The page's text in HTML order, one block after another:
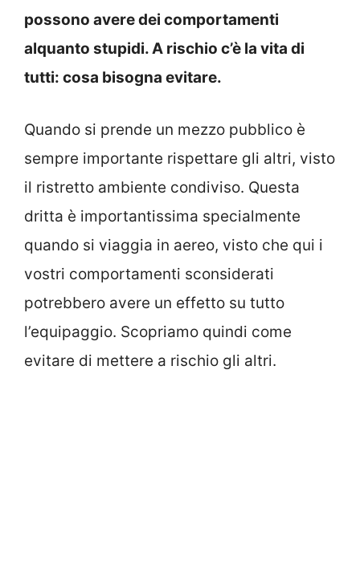
possono avere dei comportamenti
alquanto stupidi. A rischio c’è la vita di
tutti: cosa bisogna evitare.
Quando si prende un mezzo pubblico è
sempre importante rispettare gli altri, visto
il ristretto ambiente condiviso. Questa
dritta è importantissima specialmente
quando si viaggia in aereo, visto che qui i
vostri comportamenti sconsiderati
potrebbero avere un effetto su tutto
l’equipaggio. Scopriamo quindi come
evitare di mettere a rischio gli altri.